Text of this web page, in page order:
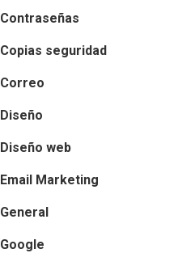
Contraseñas
Copias seguridad
Correo
Diseño
Diseño web
Email Marketing
General
Google